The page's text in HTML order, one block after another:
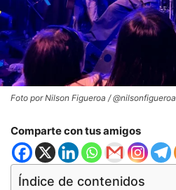
Foto por Nilson Figueroa / @nilsonfigueroa
Comparte con tus amigos
Índice de contenidos